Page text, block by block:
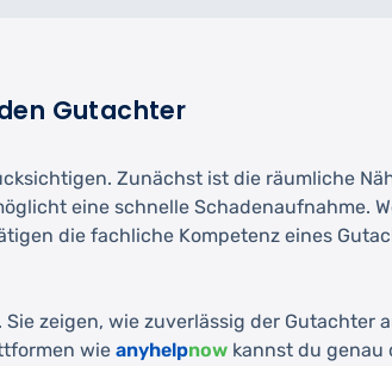
Gutachter
Zunächst ist die räumliche
eine schnelle Schadenaufnahme.
die fachliche Kompetenz eines
zeigen, wie zuverlässig der
wie anyhelpnow kannst du genau